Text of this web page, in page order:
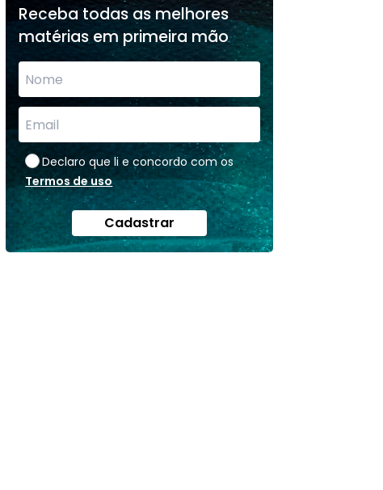
Receba todas as melhores
matérias em primeira mão
Declaro que li e concordo com os
Termos de uso
Cadastrar